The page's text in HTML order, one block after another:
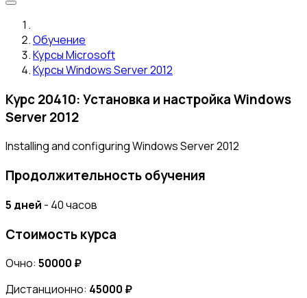
Обучение
Курсы Microsoft
Курсы Windows Server 2012
Курс 20410: Установка и настройка Windows
Server 2012
Installing and configuring Windows Server 2012
Продолжительность обучения
5 дней - 40 часов
Стоимость курса
Очно: 50000 ₽
Дистанционно: 45000 ₽